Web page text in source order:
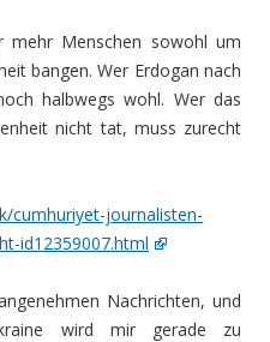
mehr Menschen sowohl um
bangen. Wer Erdogan nach
halbwegs wohl. Wer das
nicht tat, muss zurecht
cumhuriyet-journalisten-
id12359007.html
Nachrichten, und
wird mir gerade zu